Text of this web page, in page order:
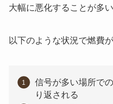
大幅に悪化することが多い
以下のような状況で燃費
信号が多い場所で
り返される